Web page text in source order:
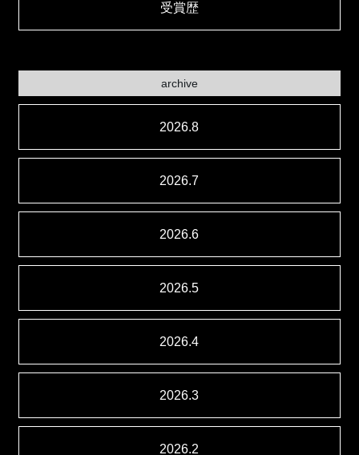
受賞歴
archive
2026.8
2026.7
2026.6
2026.5
2026.4
2026.3
2026.2